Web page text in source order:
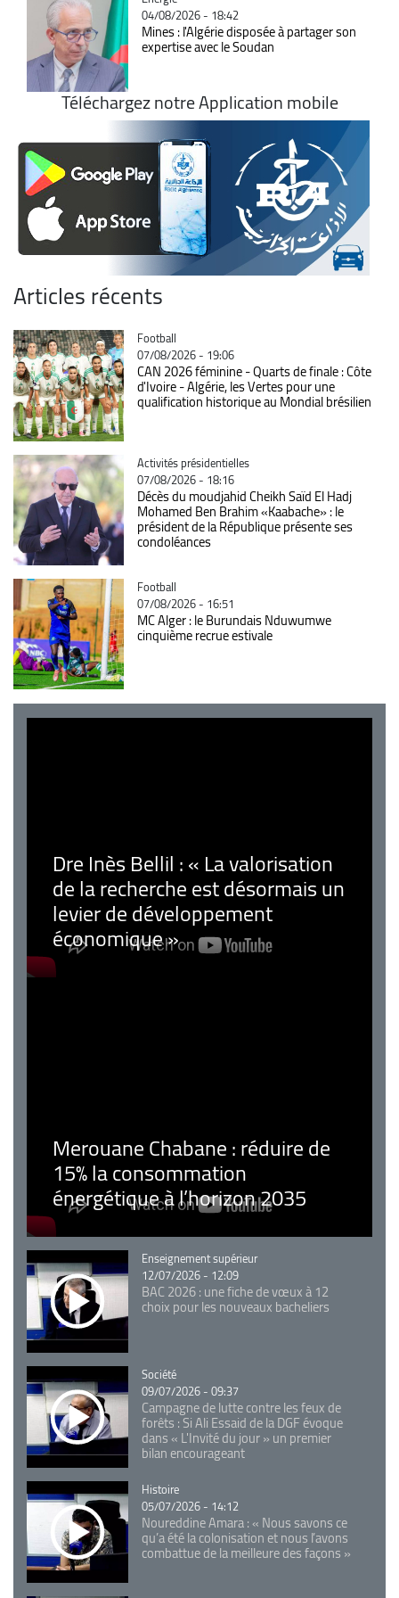
04/08/2026 - 18:42
Mines : l'Algérie disposée à partager son
expertise avec le Soudan
Téléchargez notre Application mobile
Articles récents
Catégorie
Football
07/08/2026 - 19:06
CAN 2026 féminine - Quarts de finale : Côte
d'Ivoire - Algérie, les Vertes pour une
qualification historique au Mondial brésilien
Catégorie
Activités présidentielles
07/08/2026 - 18:16
Décès du moudjahid Cheikh Saïd El Hadj
Mohamed Ben Brahim «Kaabache» : le
président de la République présente ses
condoléances
Catégorie
Football
07/08/2026 - 16:51
MC Alger : le Burundais Nduwumwe
cinquième recrue estivale
Dre Inès Bellil : « La valorisation
de la recherche est désormais un
levier de développement
économique »
Merouane Chabane : réduire de
15% la consommation
énergétique à l’horizon 2035
Catégorie
Enseignement supérieur
12/07/2026 - 12:09
BAC 2026 : une fiche de vœux à 12
choix pour les nouveaux bacheliers
Catégorie
Société
09/07/2026 - 09:37
Campagne de lutte contre les feux de
forêts : Si Ali Essaid de la DGF évoque
dans « L'Invité du jour » un premier
bilan encourageant
Catégorie
Histoire
05/07/2026 - 14:12
Noureddine Amara : « Nous savons ce
qu’a été la colonisation et nous l’avons
combattue de la meilleure des façons »